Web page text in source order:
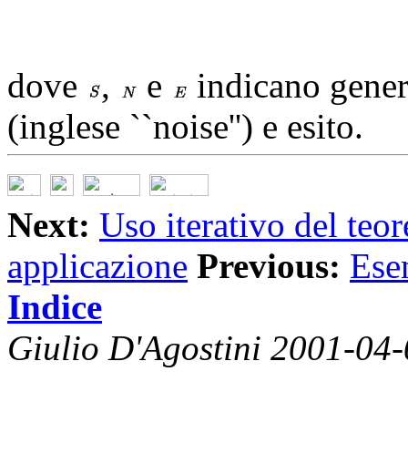
dove , e
indicano
(inglese ``noise'') e esito.
Next: Uso iterativo del
applicazione Previous:
Indice
Giulio D'Agostini 2001-